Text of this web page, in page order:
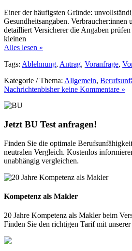
Einer der häufigsten Gründe:
Gesundheitsangaben. Verbraucher:innen
detailliert Versicherer die Angaben
kleinen
Alles lesen »
Tags: Ablehnung, Antrag, Voranfrage,
Kategorie / Thema: Allgemein,
Nachrichtenbisher keine Kommentare »
Jetzt BU Test anfragen!
Finden Sie die optimale
neutralen Vergleich. Kostenlos
unabhängig vergleichen.
Kompetenz als Makler
20 Jahre Kompetenz als Makler beim
Finden Sie den richtigen Tarif mit